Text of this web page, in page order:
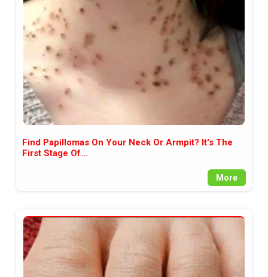
аудитория, затова държим на
прозрачност и коректност от
наша страна. Поднасяме ви
новините такива, каквито са. В
пълния си потенциал.
Find Papillomas On Your Neck Or Armpit? It's The
First Stage Of...
More